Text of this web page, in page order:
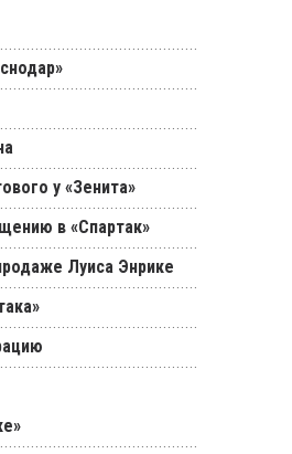
у «Зенита»
в «Спартак»
Луиса Энрике